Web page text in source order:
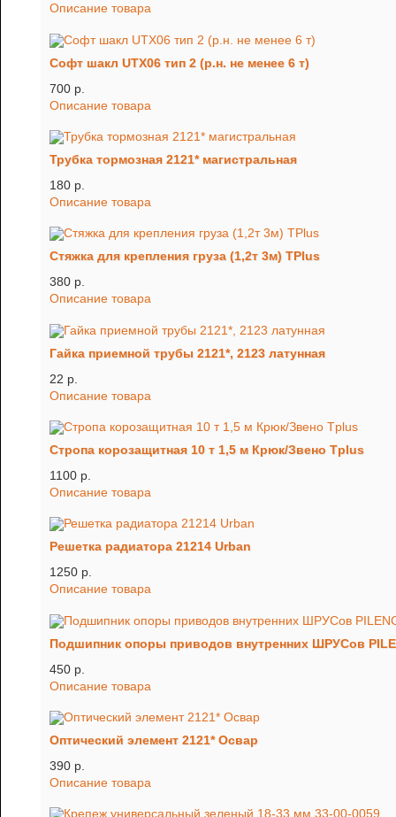
Описание товара
Софт шакл UTX06 тип 2 (р.н. не менее 6 т)
700 p.
Описание товара
Трубка тормозная 2121* магистральная
180 p.
Описание товара
Стяжка для крепления груза (1,2т 3м) TРlus
380 p.
Описание товара
Гайка приемной трубы 2121*, 2123 латунная
22 p.
Описание товара
Стропа корозащитная 10 т 1,5 м Крюк/Звено Tplus
1100 p.
Описание товара
Решетка радиатора 21214 Urban
1250 p.
Описание товара
Подшипник опоры приводов внутренних ШРУСов
450 p.
Описание товара
Оптический элемент 2121* Освар
390 p.
Описание товара